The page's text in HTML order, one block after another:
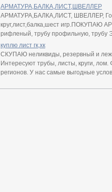
АРМАТУРА,БАЛКА,ЛИСТ,ШВЕЛЛЕР
АРМАТУРА,БАЛКА,ЛИСТ, ШВЕЛЛЕР,
круг,лист,балка,шест игр.ПОКУПАЮ
рифленый, трубу профильную, трубу
куплю лист гк,хк
СКУПАЮ неликвиды, резервный и
Интересуют трубы, листы, круги,
регионов. У нас самые выгодные